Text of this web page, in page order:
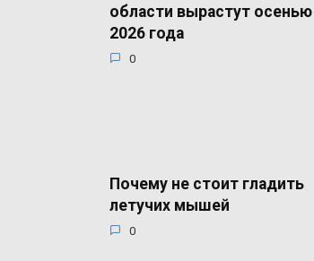
области вырастут осенью
2026 года
0
Почему не стоит гладить
летучих мышей
0